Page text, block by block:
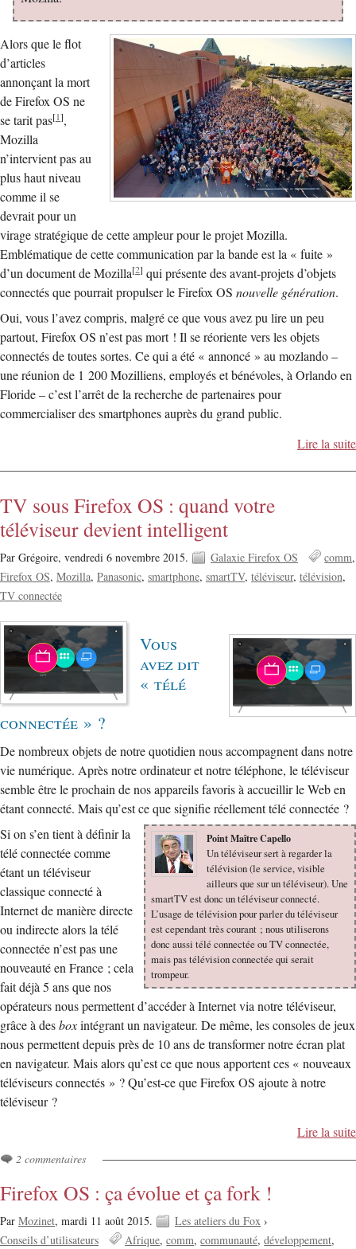
Alors que le flot
d’articles
annonçant la mort
de Firefox OS ne
se tarit pas[1],
Mozilla
n’intervient pas au
plus haut niveau
comme il se
devrait pour un
virage stratégique de cette ampleur pour le projet Mozilla.
Emblématique de cette communication par la bande est la « fuite »
d’un document de Mozilla[2] qui présente des avant-projets d’objets
connectés que pourrait propulser le Firefox OS nouvelle génération.
Oui, vous l’avez compris, malgré ce que vous avez pu lire un peu
partout, Firefox OS n’est pas mort ! Il se réoriente vers les objets
connectés de toutes sortes. Ce qui a été « annoncé » au mozlando –
une réunion de 1 200 Mozilliens, employés et bénévoles, à Orlando en
Floride – c’est l’arrêt de la recherche de partenaires pour
commercialiser des smartphones auprès du grand public.
Lire la suite
TV sous Firefox OS : quand votre
téléviseur devient intelligent
Par Grégoire, vendredi 6 novembre 2015. Galaxie Firefox OS
comm
Firefox OS Mozilla Panasonic smartphone smartTV téléviseur télévision
TV connectée
Vous
avez dit
« télé
connectée » ?
De nombreux objets de notre quotidien nous accompagnent dans notre
vie numérique. Après notre ordinateur et notre téléphone, le téléviseur
semble être le prochain de nos appareils favoris à accueillir le Web en
étant connecté. Mais qu’est ce que signifie réellement télé connectée ?
Point Maître Capello
Un téléviseur sert à regarder la
télévision (le service, visible
ailleurs que sur un téléviseur). Une
smartTV est donc un téléviseur connecté.
L’usage de télévision pour parler du téléviseur
est cependant très courant ; nous utiliserons
donc aussi télé connectée ou TV connectée,
mais pas télévision connectée qui serait
trompeur.
Si on s’en tient à définir la
télé connectée comme
étant un téléviseur
classique connecté à
Internet de manière directe
ou indirecte alors la télé
connectée n’est pas une
nouveauté en France ; cela
fait déjà 5 ans que nos
opérateurs nous permettent d’accéder à Internet via notre téléviseur,
grâce à desboxintégrant un navigateur. De même, les consoles de jeux
nous permettent depuis près de 10 ans de transformer notre écran plat
en navigateur. Mais alors qu’est ce que nous apportent ces « nouveaux
téléviseurs connectés » ? Qu’est-ce que Firefox OS ajoute à notre
téléviseur ?
Lire la suite
2 commentaires
Firefox OS : ça évolue et ça fork !
Par Mozinet, mardi 11 août 2015. Les ateliers du Fox ›
Conseils d’utilisateurs
Afrique comm communauté développement